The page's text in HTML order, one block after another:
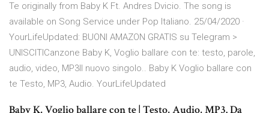
Te originally from Baby K Ft. Andres Dvicio. The song is
available on Song Service under Pop Italiano. 25/04/2020 ·
YourLifeUpdated: BUONI AMAZON GRATIS su Telegram >
UNISCITICanzone Baby K, Voglio ballare con te: testo, parole,
audio, video, MP3Il nuovo singolo.. Baby K Voglio ballare con
te Testo, MP3, Audio. YourLifeUpdated
Baby K, Voglio ballare con te | Testo, Audio, MP3. Da